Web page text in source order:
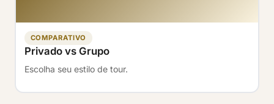
COMPARATIVO
Privado vs Grupo
Escolha seu estilo de tour.